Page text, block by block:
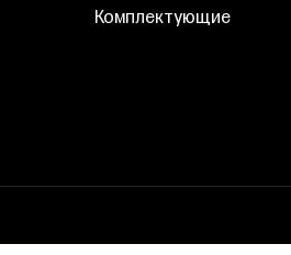
Комплектующие